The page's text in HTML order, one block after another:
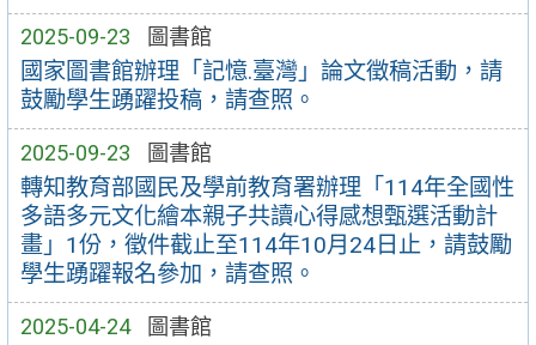
2025-09-23 圖書館
國家圖書館辦理「記憶.臺灣」論文徵稿活動，請
鼓勵學生踴躍投稿，請查照。
2025-09-23 圖書館
轉知教育部國民及學前教育署辦理「114年全國性
多語多元文化繪本親子共讀心得感想甄選活動計
畫」1份，徵件截止至114年10月24日止，請鼓勵
學生踴躍報名參加，請查照。
2025-04-24 圖書館